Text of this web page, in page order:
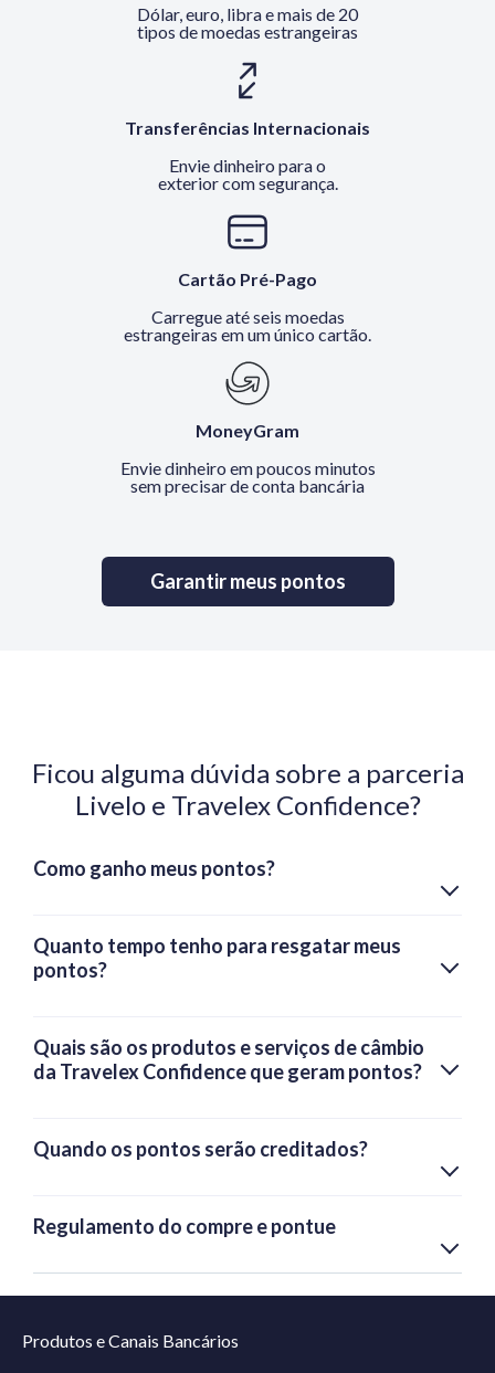
Dólar, euro, libra e mais de 20
tipos de moedas estrangeiras
Transferências Internacionais
Envie dinheiro para o
exterior com segurança.
Cartão Pré-Pago
Carregue até seis moedas
estrangeiras em um único cartão.
MoneyGram
Envie dinheiro em poucos minutos
sem precisar de conta bancária
Garantir meus pontos
Ficou alguma dúvida sobre a parceria
Livelo e Travelex Confidence?
Como ganho meus pontos?
Quanto tempo tenho para resgatar meus
pontos?
Quais são os produtos e serviços de câmbio
da Travelex Confidence que geram pontos?
Quando os pontos serão creditados?
Regulamento do compre e pontue
Produtos e Canais Bancários